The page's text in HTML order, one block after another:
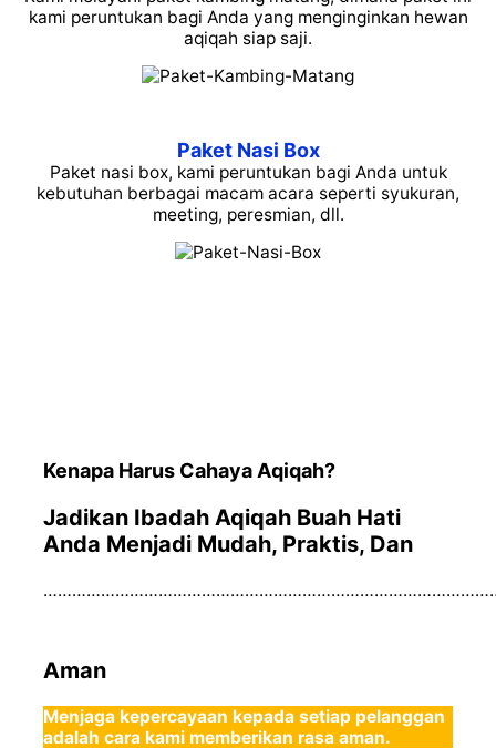
kami peruntukan bagi Anda yang menginginkan hewan
aqiqah siap saji.
Paket Nasi Box
Paket nasi box, kami peruntukan bagi Anda untuk
kebutuhan berbagai macam acara seperti syukuran,
meeting, peresmian, dll.
Kenapa Harus Cahaya Aqiqah?
Jadikan Ibadah Aqiqah Buah Hati
Anda Menjadi Mudah, Praktis, Dan
Aman
Menjaga kepercayaan kepada setiap pelanggan
adalah cara kami memberikan rasa aman.